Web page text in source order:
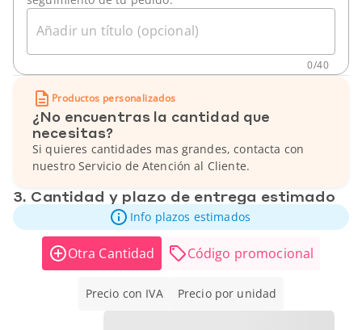
Añadir un título (opcional)
0/40
Productos personalizados
¿No encuentras la cantidad que
necesitas?
Si quieres cantidades mas grandes, contacta con
nuestro Servicio de Atención al Cliente.
3. Cantidad y plazo de entrega estimado
Info plazos estimados
Otra Cantidad Código promocional
Precio con IVA Precio por unidad